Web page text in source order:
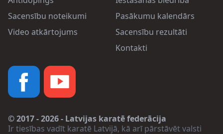
Sacensību noteikumi
Video atkārtojums
Pasākumu kalendārs
Sacensību rezultāti
Kontakti
© 2017 - 2026 - Latvijas karatē federācija
Ir tiesības vadīt karatē Latvijā, kā arī pārstāvēt valsti